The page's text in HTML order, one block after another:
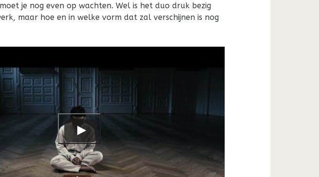
je nog even op wachten. Wel is het duo druk bezig
maar hoe en in welke vorm dat zal verschijnen is nog